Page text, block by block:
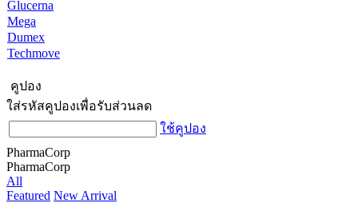
Glucerna
Mega
Dumex
Techmove
คูปอง
ใส่รหัสคูปองเพื่อรับส่วนลด
ใช้คูปอง
PharmaCorp
PharmaCorp
All
Featured New Arrival